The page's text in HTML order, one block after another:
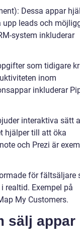
Dessa appar
leads och
system inkluderar
som tidigare
inom
inkluderar
interaktiva sätt
hjälper till att öka
och Prezi är
för fältsäljare
realtid. Exempel på
My Customers.
sälj appar